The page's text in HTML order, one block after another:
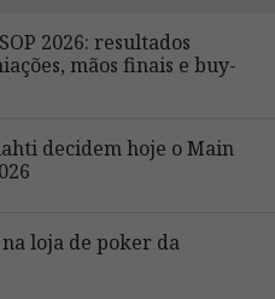
2026: resultados
mãos finais e buy-
decidem hoje o Main
loja de poker da